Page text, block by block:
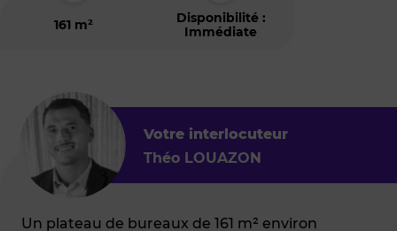
161 m²
Disponibilité :
Immédiate
Votre interlocuteur
Théo LOUAZON
Un plateau de bureaux de 161 m² environ